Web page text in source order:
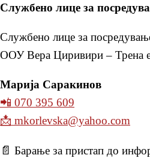
Службено лице за
Службено лице за
ООУ Вера Циривири – Трена
Марија Саракинов
📲 070 395 609
📩 mkorlevska@yahoo.com
📄 Барање за пристап до